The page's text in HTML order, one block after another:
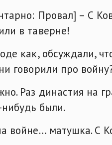
Провал] – С
в таверне!
как, обсуждали,
говорили про
Раз династия на
были.
войне… матушка. С